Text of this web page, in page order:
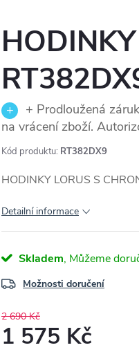
+ Prodloužená
na vrácení zboží.
Kód produktu: RT382DX9
HODINKY LORUS S
Detailní informace
Skladem
Možnosti doručení
2 690 Kč
1 575 Kč